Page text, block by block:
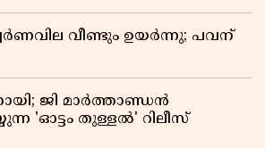
വീണ്ടും ഉയർന്നു; പവന്
ജി മാർത്താണ്ഡൻ
'ഓട്ടം തുള്ളൽ' റിലീസ്